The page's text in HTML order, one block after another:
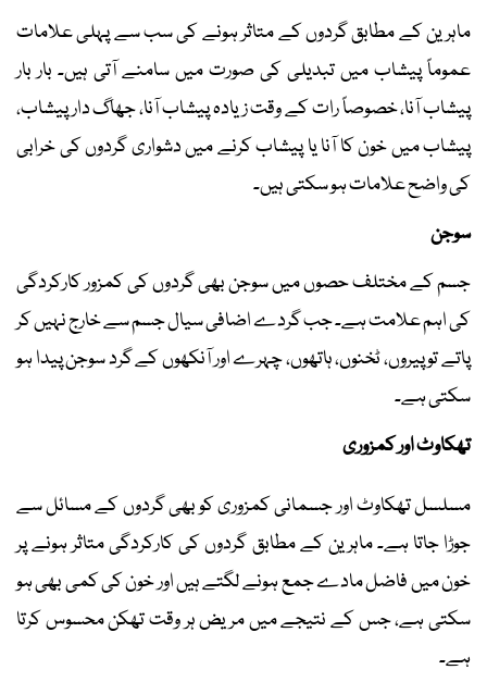
ماہرین کے مطابق گردوں کے متاثر ہونے کی سب سے پہلی علامات
عموماً پیشاب میں تبدیلی کی صورت میں سامنے آتی ہیں۔ بار بار
پیشاب آنا، خصوصاً رات کے وقت زیادہ پیشاب آنا، جھاگ دار پیشاب،
پیشاب میں خون کا آنا یا پیشاب کرنے میں دشواری گردوں کی خرابی
کی واضح علامات ہو سکتی ہیں۔
سوجن
جسم کے مختلف حصوں میں سوجن بھی گردوں کی کمزور کارکردگی
کی اہم علامت ہے۔ جب گردے اضافی سیال جسم سے خارج نہیں کر
پاتے تو پیروں، ٹخنوں، ہاتھوں، چہرے اور آنکھوں کے گرد سوجن پیدا ہو
سکتی ہے۔
تھکاوٹ اور کمزوری
مسلسل تھکاوٹ اور جسمانی کمزوری کو بھی گردوں کے مسائل سے
جوڑا جاتا ہے۔ ماہرین کے مطابق گردوں کی کارکردگی متاثر ہونے پر
خون میں فاضل مادے جمع ہونے لگتے ہیں اور خون کی کمی بھی ہو
سکتی ہے، جس کے نتیجے میں مریض ہر وقت تھکن محسوس کرتا
ہے۔